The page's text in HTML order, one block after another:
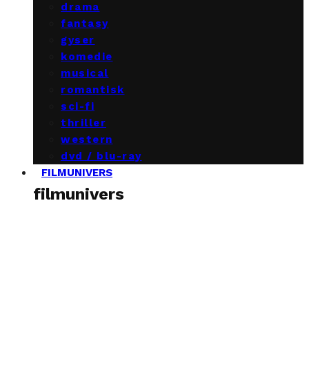
drama
fantasy
gyser
komedie
musical
romantisk
sci-fi
thriller
western
dvd / blu-ray
FILMUNIVERS
filmunivers